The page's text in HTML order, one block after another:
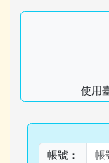
使用
帳號：